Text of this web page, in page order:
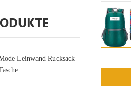
Leinwand Rucksack